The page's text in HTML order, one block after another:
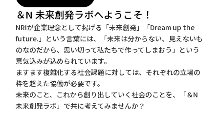
＆N 未来創発ラボへようこそ！
NRIが企業理念として掲げる「未来創発」「Dream up the
future.」という言葉には、「未来は分からない、見えないも
のなのだから、思い切って私たちで作ってしまおう」という
意気込みが込められています。
ますます複雑化する社会課題に対しては、それぞれの立場の
枠を超えた協働が必要です。
未来のこと、これから創り出していく社会のことを、「＆N
未来創発ラボ」で共に考えてみませんか？